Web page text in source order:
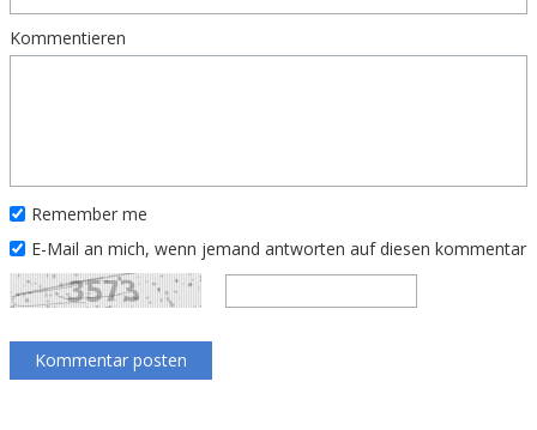
Kommentieren
Remember me
E-Mail an mich, wenn jemand antworten auf diesen kommentar